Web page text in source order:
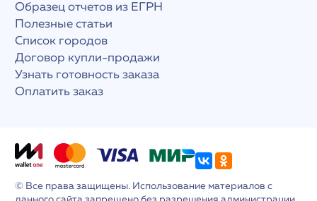
Образец отчетов из ЕГРН
Полезные статьи
Список городов
Договор купли-продажи
Узнать готовность заказа
Оплатить заказ
© Все права защищены. Использование материалов с